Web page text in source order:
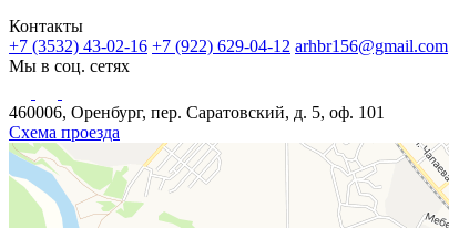
Контакты
+7 (3532) 43-02-16 +7 (922) 629-04-12 arhbr156@gmail.com
Мы в соц. сетях
460006, Оренбург, пер. Саратовский, д. 5, оф. 101
Схема проезда